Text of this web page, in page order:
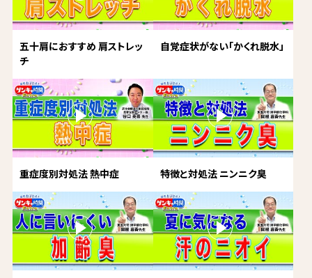
五十肩におすすめ 肩ストレッ
チ
自覚症状がない「かくれ脱水」
重症度別対処法 熱中症 特徴と対処法 ニンニク臭